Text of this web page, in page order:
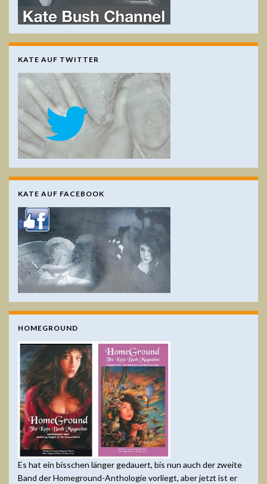
KATE AUF TWITTER
KATE AUF FACEBOOK
HOMEGROUND
Es hat ein bisschen länger gedauert, bis nun auch der zweite
Band der Homeground-Anthologie vorliegt, aber jetzt ist er